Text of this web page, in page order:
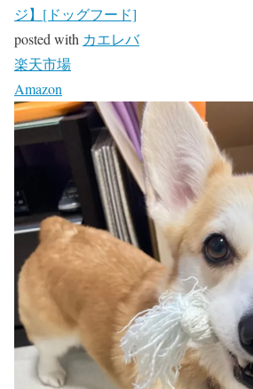
ジ】[ドッグフード]
posted with カエレバ
楽天市場
Amazon